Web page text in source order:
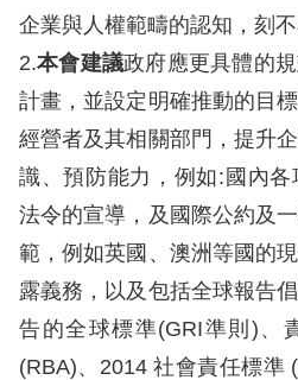
企業與人權範疇的認知，刻不
2.本會建議政府應更具體的
計畫，並設定明確推動的目
經營者及其相關部門，提升
識、預防能力，例如:國內
法令的宣導，及國際公約及
範，例如英國、澳洲等國的
露義務，以及包括全球報告
告的全球標準(GRI準則)、
(RBA)、2014 社會責任標準